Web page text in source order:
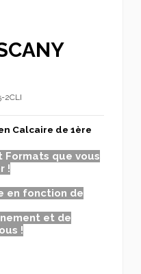
2CLI
Calcaire de 1ère
que vous
!
en fonction de
et de
!